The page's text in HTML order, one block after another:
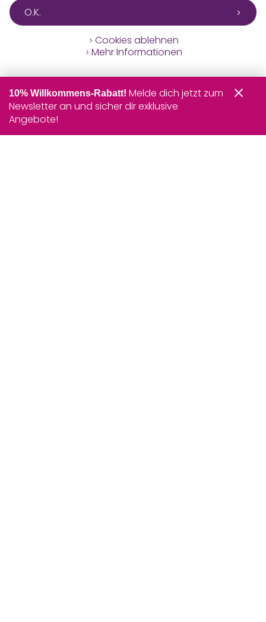
O.K.
Cookies ablehnen
Mehr Informationen
10% Willkommens-Rabatt! Melde dich jetzt zum
Newsletter an und sicher dir exklusive
Angebote!